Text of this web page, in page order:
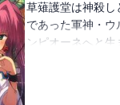
草薙護堂は神殺
であった軍神・
ンピオーネへと
れた神王・メル